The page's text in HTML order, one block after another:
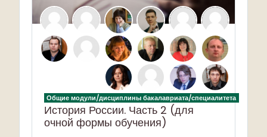
Общие модули/дисциплины бакалавриата/специалитета
История России. Часть 2 (для
очной формы обучения)